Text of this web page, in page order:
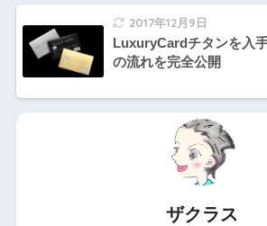
2017年12月9日
LuxuryCardチタンを入
の流れを完全公開
ザクラス